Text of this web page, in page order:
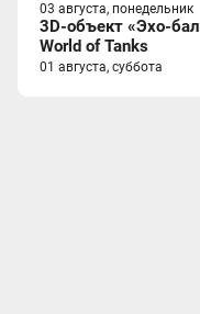
03 августа, понедельник
3D-объект «Эхо-
World of Tanks
01 августа, суббота